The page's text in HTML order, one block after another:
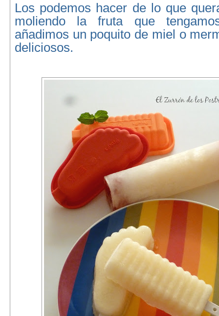
Los podemos hacer de lo que
moliendo la fruta que
añadimos un poquito de miel o
deliciosos.